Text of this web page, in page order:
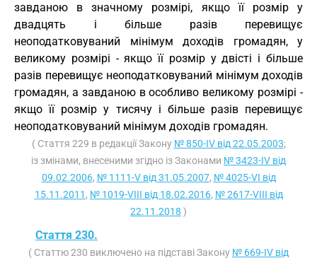
завданою в значному розмірі, якщо її розмір у
двадцять і більше разів перевищує
неоподатковуваний мінімум доходів громадян, у
великому розмірі - якщо її розмір у двісті і більше
разів перевищує неоподатковуваний мінімум доходів
громадян, а завданою в особливо великому розмірі -
якщо її розмір у тисячу і більше разів перевищує
неоподатковуваний мінімум доходів громадян.
( Стаття 229 в редакції Закону № 850-IV від 22.05.2003;
із змінами, внесеними згідно із Законами № 3423-IV від
09.02.2006, № 1111-V від 31.05.2007, № 4025-VI від
15.11.2011 , № 1019-VIII від 18.02.2016, № 2617-VIII від
22.11.2018 )
Стаття 230.
( Статтю 230 виключено на підставі Закону № 669-IV від